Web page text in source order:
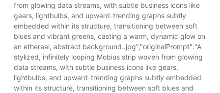
from glowing data streams, with subtle business icons like
gears, lightbulbs, and upward-trending graphs subtly
embedded within its structure, transitioning between soft
blues and vibrant greens, casting a warm, dynamic glow on
an ethereal, abstract background..jpg","originalPrompt":"A
stylized, infinitely looping Mobius strip woven from glowing
data streams, with subtle business icons like gears,
lightbulbs, and upward-trending graphs subtly embedded
within its structure, transitioning between soft blues and